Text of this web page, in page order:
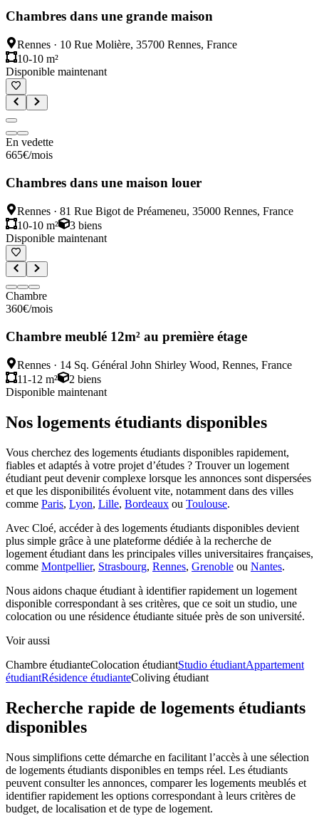
Chambres dans une grande maison
Rennes · 10 Rue Molière, 35700 Rennes, France
10-10 m²
Disponible maintenant
En vedette
665€/mois
Chambres dans une maison louer
Rennes · 81 Rue Bigot de Préameneu, 35000 Rennes, France
10-10 m²
3 biens
Disponible maintenant
Chambre
360€/mois
Chambre meublé 12m² au première étage
Rennes · 14 Sq. Général John Shirley Wood, Rennes, France
11-12 m²
2 biens
Disponible maintenant
Nos logements étudiants disponibles
Vous cherchez des logements étudiants disponibles rapidement,
fiables et adaptés à votre projet d’études ? Trouver un logement
étudiant peut devenir complexe lorsque les annonces sont dispersées
et que les disponibilités évoluent vite, notamment dans des villes
comme Paris, Lyon, Lille, Bordeaux ou Toulouse.
Avec Cloé, accéder à des logements étudiants disponibles devient
plus simple grâce à une plateforme dédiée à la recherche de
logement étudiant dans les principales villes universitaires françaises,
comme Montpellier, Strasbourg, Rennes, Grenoble ou Nantes.
Nous aidons chaque étudiant à identifier rapidement un logement
disponible correspondant à ses critères, que ce soit un studio, une
colocation ou une résidence étudiante située près de son université.
Voir aussi
Chambre étudianteColocation étudiantStudio étudiantAppartement
étudiantRésidence étudianteColiving étudiant
Recherche rapide de logements étudiants
disponibles
Nous simplifions cette démarche en facilitant l’accès à une sélection
de logements étudiants disponibles en temps réel. Les étudiants
peuvent consulter les annonces, comparer les logements meublés et
identifier rapidement les options correspondant à leurs critères de
budget, de localisation et de type de logement.